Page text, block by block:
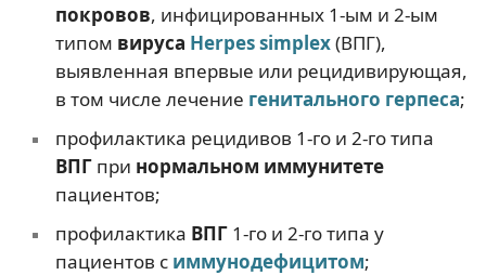
покровов, инфицированных 1-ым и 2-ым
типом вируса Herpes simplex(ВПГ),
выявленная впервые или рецидивирующая,
в том числе лечение генитального герпеса;
профилактика рецидивов 1-го и 2-го типа
ВПГ при нормальном иммунитете
пациентов;
профилактика ВПГ 1-го и 2-го типа у
пациентов с иммунодефицитом;